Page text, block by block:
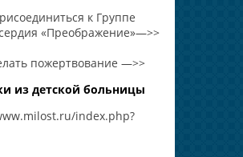
к Группе
«Преображение»—>>
пожертвование —>>
из детской больницы
index.php?